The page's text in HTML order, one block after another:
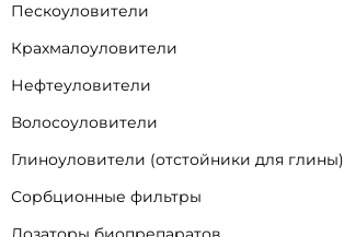
Пескоуловители
Крахмалоуловители
Нефтеуловители
Волосоуловители
Глиноуловители (отстойники для глины)
Сорбционные фильтры